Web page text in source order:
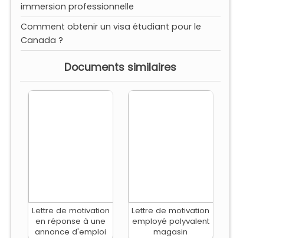
immersion professionnelle
Comment obtenir un visa étudiant pour le
Canada ?
Documents similaires
Lettre de motivation
en réponse à une
annonce d'emploi
Lettre de motivation
employé polyvalent
magasin